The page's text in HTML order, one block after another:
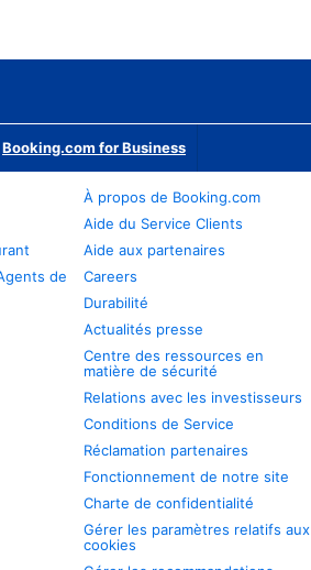
Booking.com for Business
de
À propos de Booking.com
Aide du Service Clients
Aide aux partenaires
Careers
Durabilité
Actualités presse
Centre des ressources en
matière de sécurité
Relations avec les investisseurs
Conditions de Service
Réclamation partenaires
Fonctionnement de notre site
Charte de confidentialité
Gérer les paramètres relatifs aux
cookies